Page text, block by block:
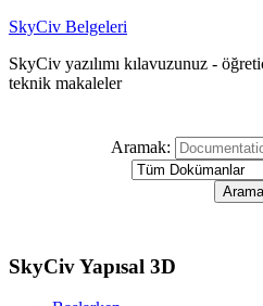
SkyCiv Belgeleri
SkyCiv yazılımı kılavuzunuz -
teknik makaleler
Aramak:
SkyCiv Yapısal 3D